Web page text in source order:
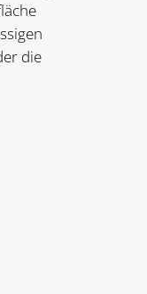
die